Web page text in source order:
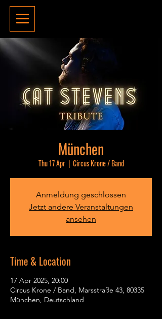
München
Thu 17 Apr
  |
Circus Krone / Band
Anmeldung geschlossen
Jetzt andere Veranstaltungen
ansehen
Time & Location
17 Apr 2025, 20:00
Circus Krone / Band, Marsstraße 43, 80335
München, Deutschland